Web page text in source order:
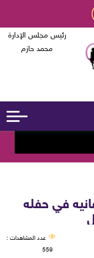
رئيس مجلس الإدارة
محمد حازم
في حفله
عدد المشاهدات :
559